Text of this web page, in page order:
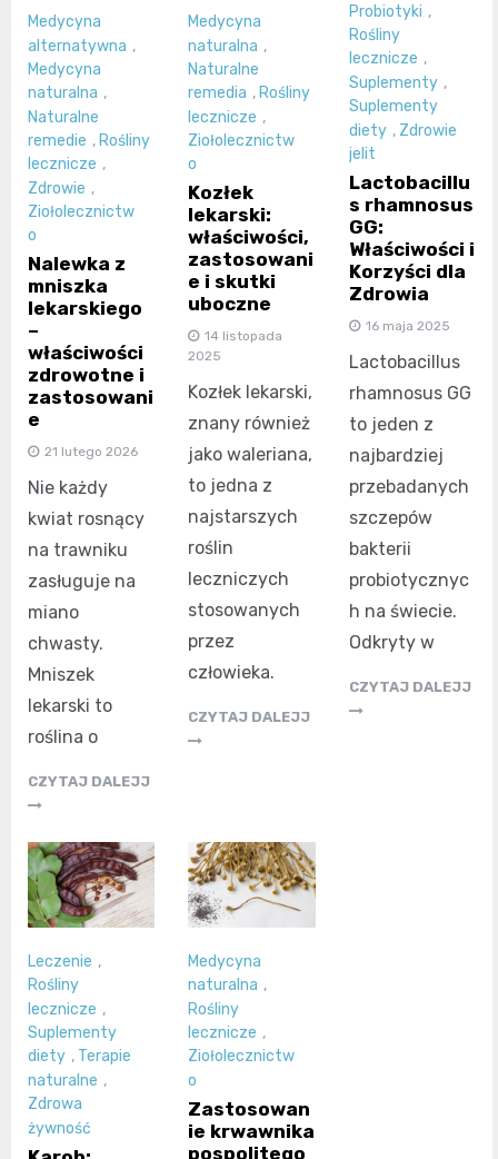
Medycyna
alternatywna ,
Medycyna
naturalna ,
Naturalne
remedie , Rośliny
lecznicze ,
Zdrowie ,
Ziołolecznictw
o
Nalewka z
mniszka
lekarskiego
–
właściwości
zdrowotne i
zastosowani
e
21 lutego 2026
Nie każdy
kwiat rosnący
na trawniku
zasługuje na
miano
chwasty.
Mniszek
lekarski to
roślina o
CZYTAJ DALEJJ
Medycyna
naturalna ,
Naturalne
remedia , Rośliny
lecznicze ,
Ziołolecznictw
o
Kozłek
lekarski:
właściwości,
zastosowani
e i skutki
uboczne
14 listopada
2025
Kozłek lekarski,
znany również
jako waleriana,
to jedna z
najstarszych
roślin
leczniczych
stosowanych
przez
człowieka.
CZYTAJ DALEJJ
Probiotyki ,
Rośliny
lecznicze ,
Suplementy ,
Suplementy
diety , Zdrowie
jelit
Lactobacillu
s rhamnosus
GG:
Właściwości i
Korzyści dla
Zdrowia
16 maja 2025
Lactobacillus
rhamnosus GG
to jeden z
najbardziej
przebadanych
szczepów
bakterii
probiotycznyc
h na świecie.
Odkryty w
CZYTAJ DALEJJ
Leczenie ,
Rośliny
lecznicze ,
Suplementy
diety , Terapie
naturalne ,
Zdrowa
żywność
Medycyna
naturalna ,
Rośliny
lecznicze ,
Ziołolecznictw
o
Zastosowan
ie krwawnika
pospolitego